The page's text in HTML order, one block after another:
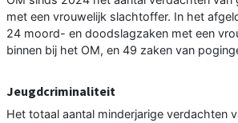
met een vrouwelijk slachtoffer. In het
24 moord- en doodslagzaken met een
binnen bij het OM, en 49 zaken van
Jeugdcriminaliteit
Het totaal aantal minderjarige verdachten